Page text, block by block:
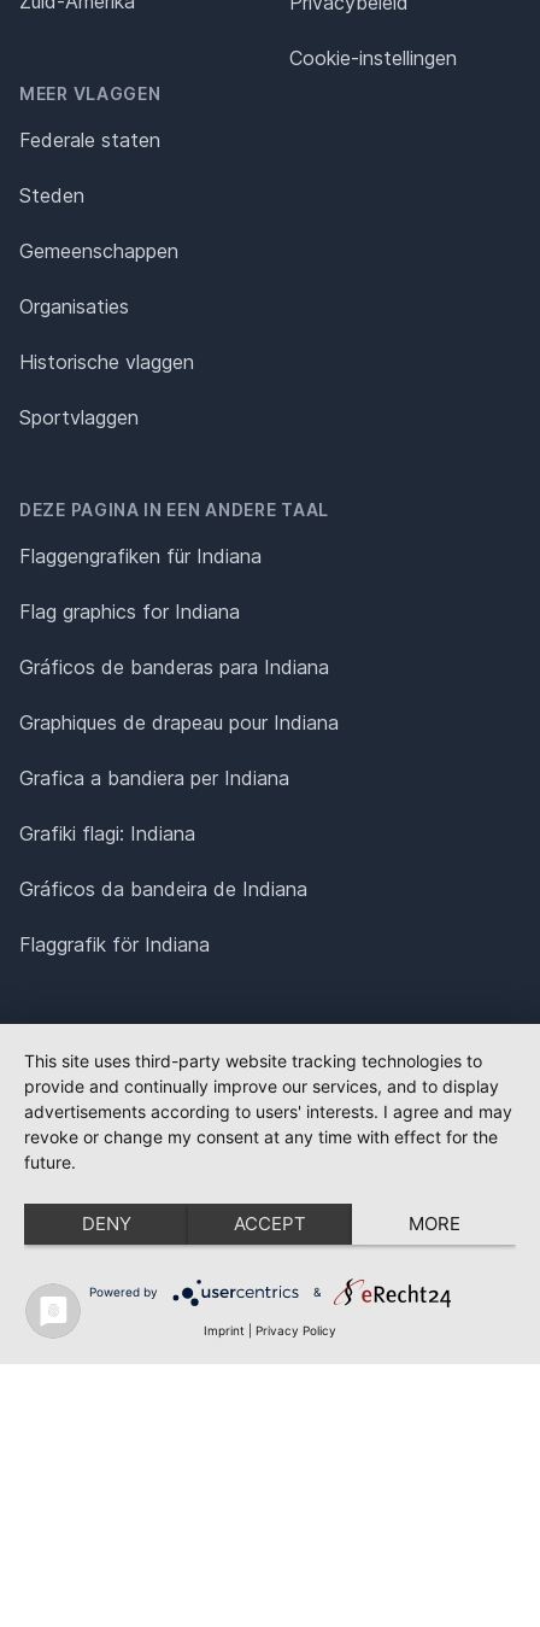
MEER VLAGGEN
Federale staten
Steden
Gemeenschappen
Organisaties
Historische vlaggen
Sportvlaggen
Cookie-instellingen
DEZE PAGINA IN EEN ANDERE TAAL
Flaggengrafiken für Indiana
Flag graphics for Indiana
Gráficos de banderas para Indiana
Graphiques de drapeau pour Indiana
Grafica a bandiera per Indiana
Grafiki flagi: Indiana
Gráficos da bandeira de Indiana
Flaggrafik för Indiana
This site uses third-party website tracking technologies to
provide and continually improve our services, and to display
advertisements according to users' interests. I agree and may
revoke or change my consent at any time with effect for the
future.
DENY ACCEPT MORE
Powered by &
Imprint Privacy Policy